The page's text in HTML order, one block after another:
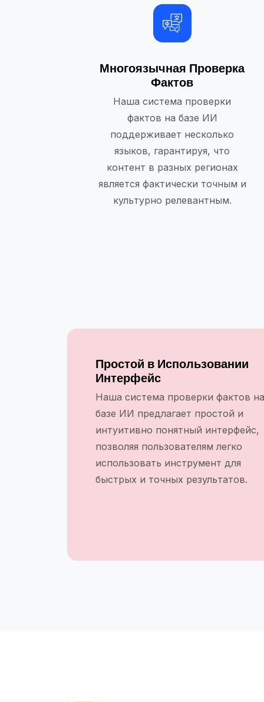
Многоязычная Проверка
Фактов
Наша система проверки
фактов на базе ИИ
поддерживает несколько
языков, гарантируя, что
контент в разных регионах
является фактически точным и
культурно релевантным.
Простой в Использовании
Интерфейс
Наша система проверки фактов на
базе ИИ предлагает простой и
интуитивно понятный интерфейс,
позволяя пользователям легко
использовать инструмент для
быстрых и точных результатов.